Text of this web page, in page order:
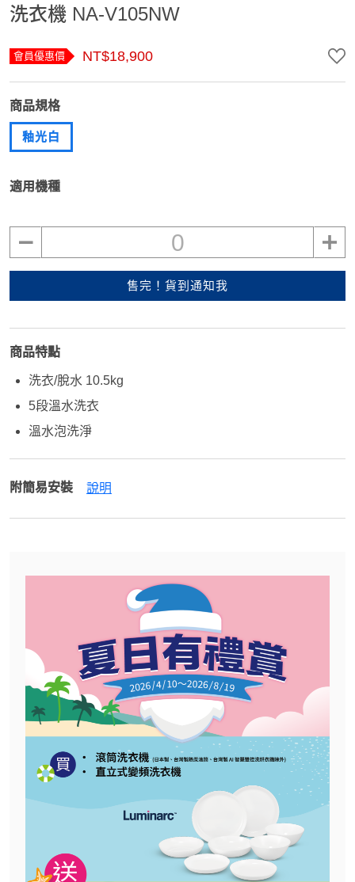
洗衣機 NA-V105NW
會員優惠價 NT$18,900
商品規格
釉光白
適用機種
0
售完！貨到通知我
商品特點
洗衣/脫水 10.5kg
5段溫水洗衣
溫水泡洗淨
附簡易安裝 說明